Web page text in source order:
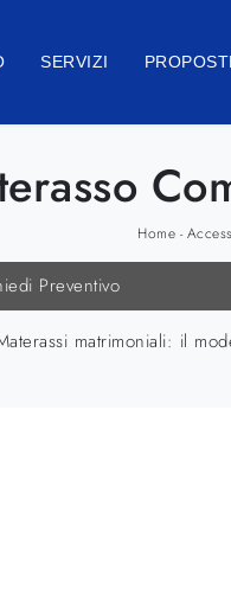
SERVIZI
Home -
Preventivo
matrimoniali: il